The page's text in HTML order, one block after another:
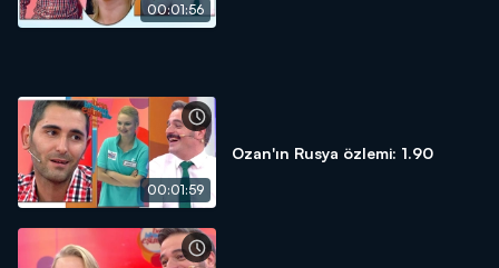
00:01:56
00:01:59
Ozan'ın Rusya özlemi: 1.90